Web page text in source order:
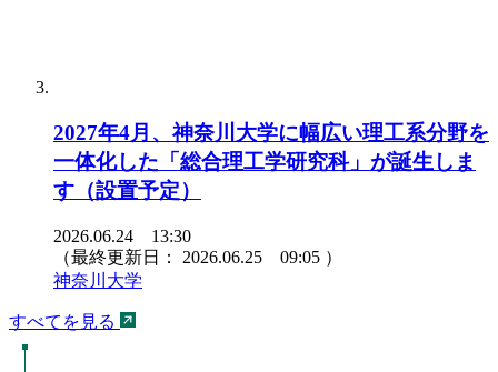
2027年4月、神奈川大学に幅広い理工系分野を
一体化した「総合理工学研究科」が誕生しま
す（設置予定）
2026.06.24 13:30
（最終更新日： 2026.06.25 09:05 ）
神奈川大学
すべてを見る